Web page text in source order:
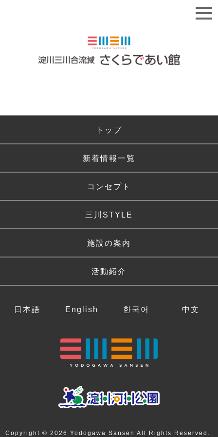
トップ
新着情報一覧
コンセプト
三川STYLE
施設の案内
活動紹介
日本語 English 한국어 中文
Copyright © 2026 Yodogawa Sansen All Rights Reserved..